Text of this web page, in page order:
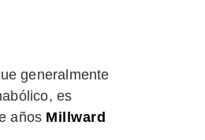
generalmente
es
años Millward